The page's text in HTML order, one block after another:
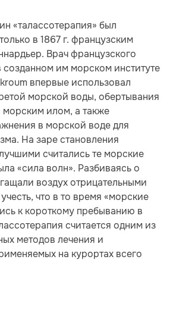
«талассотерапия» был
в 1867 г. французским
Врач французского
им морском институте
впервые использовал
морской воды, обертывания
илом, а также
в морской воде для
На заре становления
считались те морские
«сила волн». Разбиваясь о
воздух отрицательными
что в то время «морские
к короткому пребыванию в
считается одним из
методов лечения и
на курортах всего